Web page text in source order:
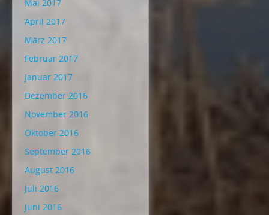
Mai 2017
April 2017
März 2017
Februar 2017
Januar 2017
Dezember 2016
November 2016
Oktober 2016
September 2016
August 2016
Juli 2016
Juni 2016